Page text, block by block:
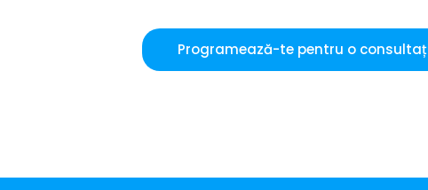
Programează-te pentru o